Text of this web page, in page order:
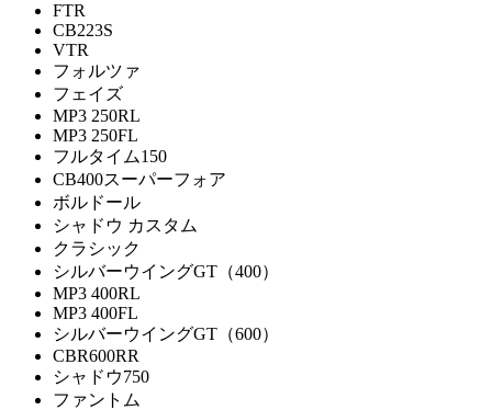
FTR
CB223S
VTR
フォルツァ
フェイズ
MP3 250RL
MP3 250FL
フルタイム150
CB400スーパーフォア
ボルドール
シャドウ カスタム
クラシック
シルバーウイングGT（400）
MP3 400RL
MP3 400FL
シルバーウイングGT（600）
CBR600RR
シャドウ750
ファントム